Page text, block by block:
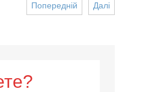
Далі
Попередній